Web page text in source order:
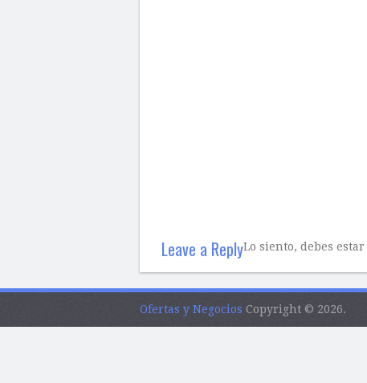
Leave a ReplyLo siento, debes estar
Ofertas y Negocios Copyright © 2026.